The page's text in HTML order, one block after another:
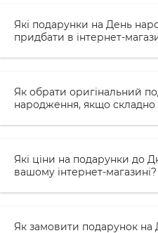
Фотоальбоми — інший
подарунка. Вони
найяскравіші
Кулінарна книга —
для вихователя, який
корисними в
систематизовану
Які подарунки на День
придбати в інтернет-
Як обрати оригінальний
народження, якщо складно
Які ціни на подарунки до
вашому інтернет-магазині?
Як замовити подарунок